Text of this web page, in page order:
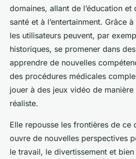
domaines, allant de l’éducation
santé et à l’entertainment. Grâce
les utilisateurs peuvent, par
historiques, se promener dans
apprendre de nouvelles
des procédures médicales
jouer à des jeux vidéo de
réaliste.
Elle repousse les frontières de ce
ouvre de nouvelles perspectives
le travail, le divertissement et bien